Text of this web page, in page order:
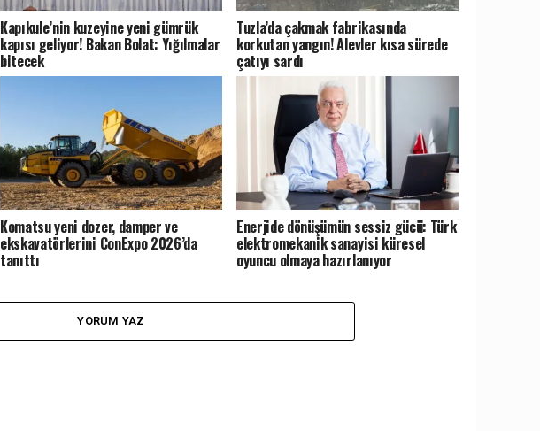
Kapıkule’nin kuzeyine yeni gümrük
kapısı geliyor! Bakan Bolat: Yığılmalar
bitecek
Tuzla’da çakmak fabrikasında
korkutan yangın! Alevler kısa sürede
çatıyı sardı
Komatsu yeni dozer, damper ve
ekskavatörlerini ConExpo 2026’da
tanıttı
Enerjide dönüşümün sessiz gücü: Türk
elektromekanik sanayisi küresel
oyuncu olmaya hazırlanıyor
YORUM YAZ